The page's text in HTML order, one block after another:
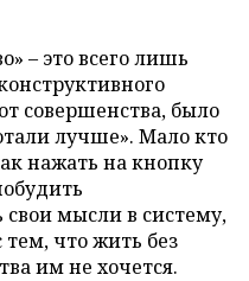
– это всего лишь
совершенства, было
лучше». Мало кто
нажать на кнопку
мысли в систему,
тем, что жить без
им не хочется.